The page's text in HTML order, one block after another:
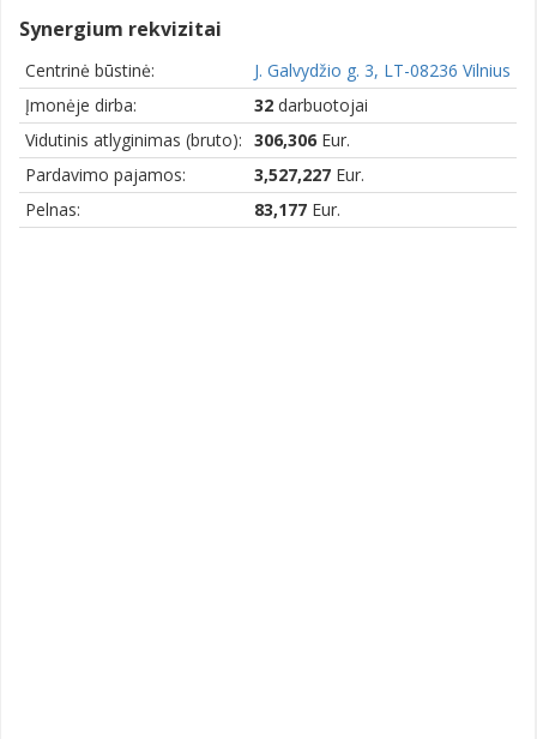
Synergium rekvizitai
Centrinė būstinė:
J. Galvydžio g. 3, LT-08236 Vilnius
Įmonėje dirba:
32 darbuotojai
Vidutinis atlyginimas (bruto): 306,306 Eur.
Pardavimo pajamos:
3,527,227 Eur.
Pelnas:
83,177 Eur.